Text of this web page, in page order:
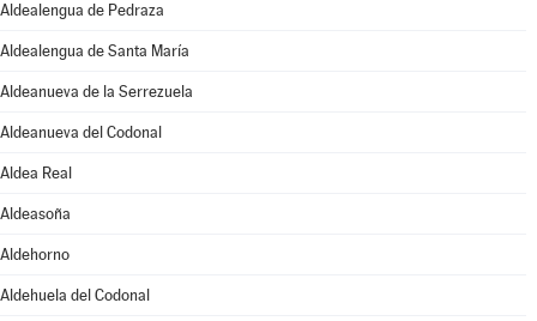
Aldealengua de Pedraza
Aldealengua de Santa María
Aldeanueva de la Serrezuela
Aldeanueva del Codonal
Aldea Real
Aldeasoña
Aldehorno
Aldehuela del Codonal